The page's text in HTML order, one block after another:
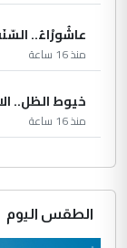
عاشُورْاءُ..
منذ 16 ساعة
خيوط الظل..
منذ 16 ساعة
الطقس اليوم